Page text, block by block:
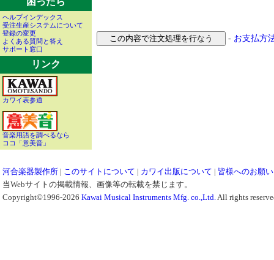
ヘルプインデックス
受注生産システムについて
登録の変更
よくある質問と答え
サポート窓口
リンク
カワイ表参道
音楽用語を調べるなら
ココ「意美音」
- お支払方
河合楽器製作所 | このサイトについて | カワイ出版について | 皆様へのお願い
当Webサイトの掲載情報、画像等の転載を禁じます。
Copyright©1996-2026 Kawai Musical Instruments Mfg. co.,Ltd.All rights